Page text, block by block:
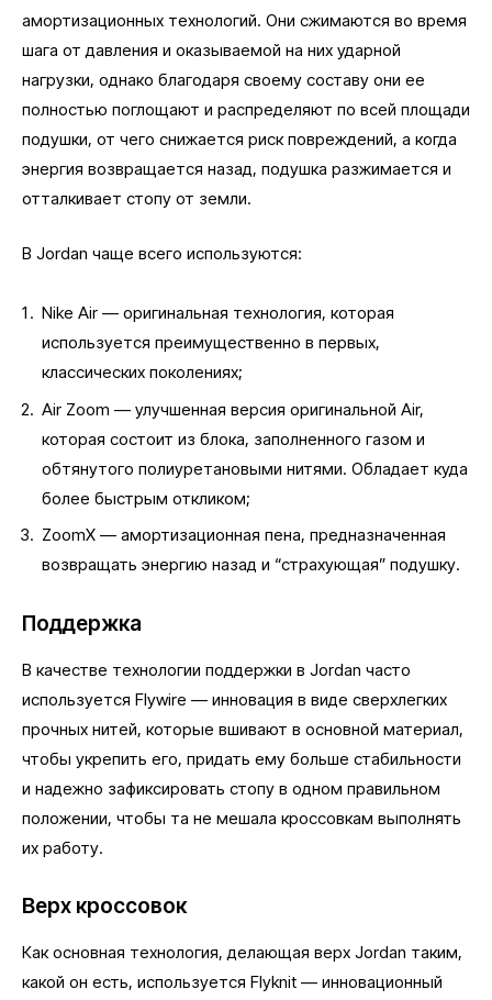
амортизационных технологий. Они сжимаются во время
шага от давления и оказываемой на них ударной
нагрузки, однако благодаря своему составу они ее
полностью поглощают и распределяют по всей площади
подушки, от чего снижается риск повреждений, а когда
энергия возвращается назад, подушка разжимается и
отталкивает стопу от земли.
В Jordan чаще всего используются:
Nike Air — оригинальная технология, которая
используется преимущественно в первых,
классических поколениях;
Air Zoom — улучшенная версия оригинальной Air,
которая состоит из блока, заполненного газом и
обтянутого полиуретановыми нитями. Обладает куда
более быстрым откликом;
ZoomX — амортизационная пена, предназначенная
возвращать энергию назад и “страхующая” подушку.
Поддержка
В качестве технологии поддержки в Jordan часто
используется Flywire — инновация в виде сверхлегких
прочных нитей, которые вшивают в основной материал,
чтобы укрепить его, придать ему больше стабильности
и надежно зафиксировать стопу в одном правильном
положении, чтобы та не мешала кроссовкам выполнять
их работу.
Верх кроссовок
Как основная технология, делающая верх Jordan таким,
какой он есть, используется Flyknit — инновационный